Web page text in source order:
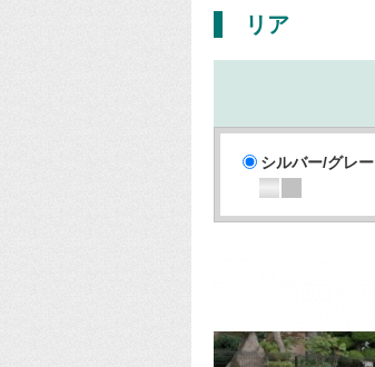
リア
シルバー/グレー